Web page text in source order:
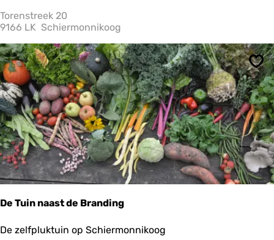
u
n
o
n
a
l
P
a
r
k
S
c
h
i
e
r
m
o
n
i
Torenstreek 20
9166 LK Schiermonnikoog
De Tuin naast de Branding
D
De zelfpluktuin op Schiermonnikoog